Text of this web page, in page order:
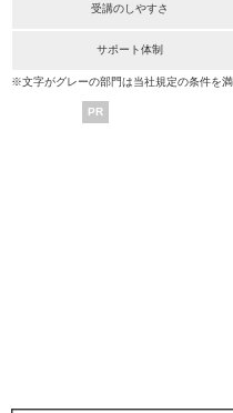
受講のしやすさ
サポート体制
※文字がグレーの部門は当社規定の条件を
PR